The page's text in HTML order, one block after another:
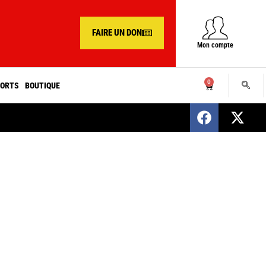
FAIRE UN DON
Mon compte
BOUTIQUE 0
SENEGAL : Nomination d’un nouveau